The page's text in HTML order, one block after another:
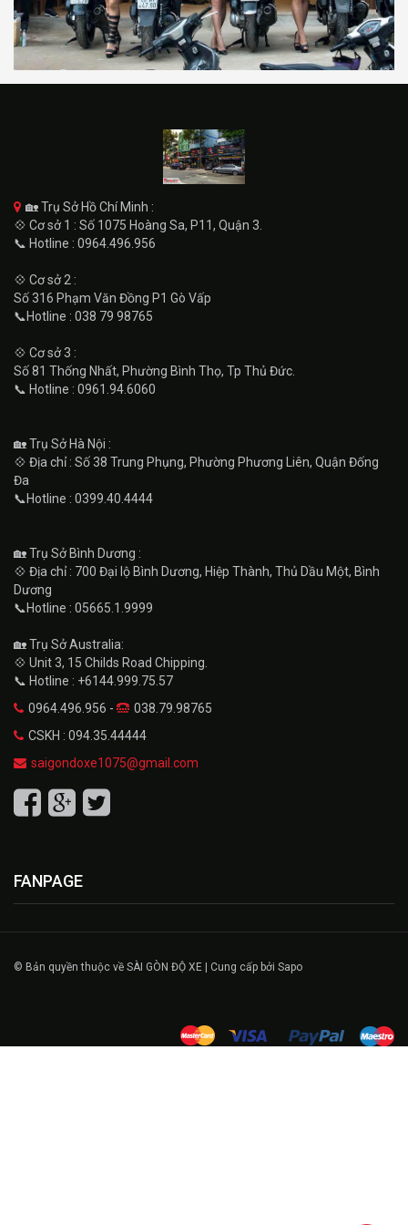
🏡 Trụ Sở Hồ Chí Minh :
💠 Cơ sở 1 : Số 1075 Hoàng Sa, P11, Quận 3.
📞 Hotline : 0964.496.956
💠 Cơ sở 2 :
Số 316 Phạm Văn Đồng P1 Gò Vấp
📞Hotline : 038 79 98765
💠 Cơ sở 3 :
Số 81 Thống Nhất, Phường Bình Thọ, Tp Thủ Đức.
📞 Hotline : 0961.94.6060
🏡 Trụ Sở Hà Nội :
💠 Địa chỉ : Số 38 Trung Phụng, Phường Phương Liên, Quận Đống
Đa
📞Hotline : 0399.40.4444
🏡 Trụ Sở Bình Dương :
💠 Địa chỉ : 700 Đại lộ Bình Dương, Hiệp Thành, Thủ Dầu Một, Bình
Dương
📞Hotline : 05665.1.9999
🏡 Trụ Sở Australia:
💠 Unit 3, 15 Childs Road Chipping.
📞 Hotline : +6144.999.75.57
0964.496.956 -
038.79.98765
CSKH : 094.35.44444
saigondoxe1075@gmail.com
FANPAGE
© Bản quyền thuộc về SÀI GÒN ĐỘ XE | Cung cấp bởi Sapo